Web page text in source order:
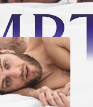
剧情介绍